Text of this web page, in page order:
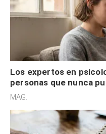
Los expertos en
personas que nunca
redes sociales no
MAG.